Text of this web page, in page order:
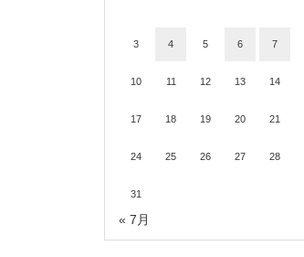
3 4 5 6 7
10 11 12 13 14
17 18 19 20 21
24 25 26 27 28
31
« 7月